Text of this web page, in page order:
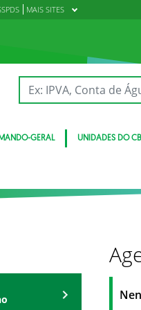
MAIS SITES
GERAL UNIDADES DO